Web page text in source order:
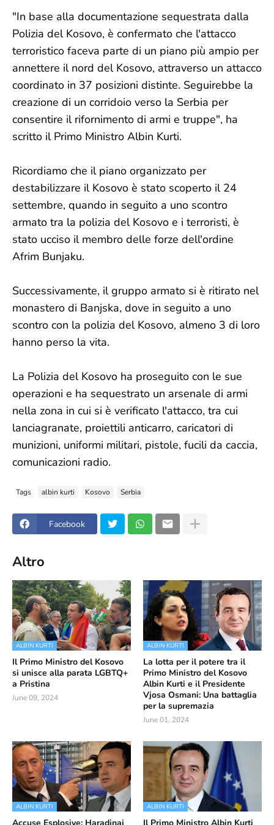
"In base alla documentazione sequestrata dalla
Polizia del Kosovo, è confermato che l'attacco
terroristico faceva parte di un piano più ampio per
annettere il nord del Kosovo, attraverso un attacco
coordinato in 37 posizioni distinte. Seguirebbe la
creazione di un corridoio verso la Serbia per
consentire il rifornimento di armi e truppe", ha
scritto il Primo Ministro Albin Kurti.
Ricordiamo che il piano organizzato per
destabilizzare il Kosovo è stato scoperto il 24
settembre, quando in seguito a uno scontro
armato tra la polizia del Kosovo e i terroristi, è
stato ucciso il membro delle forze dell'ordine
Afrim Bunjaku.
Successivamente, il gruppo armato si è ritirato nel
monastero di Banjska, dove in seguito a uno
scontro con la polizia del Kosovo, almeno 3 di loro
hanno perso la vita.
La Polizia del Kosovo ha proseguito con le sue
operazioni e ha sequestrato un arsenale di armi
nella zona in cui si è verificato l'attacco, tra cui
lanciagranate, proiettili anticarro, caricatori di
munizioni, uniformi militari, pistole, fucili da caccia,
comunicazioni radio.
Tags albin kurti Kosovo Serbia
Facebook
Altro
ALBIN KURTI
Il Primo Ministro del Kosovo
si unisce alla parata LGBTQ+
a Pristina
June 09, 2024
ALBIN KURTI
La lotta per il potere tra il
Primo Ministro del Kosovo
Albin Kurti e il Presidente
Vjosa Osmani: Una battaglia
per la supremazia
June 01, 2024
ALBIN KURTI ALBIN KURTI